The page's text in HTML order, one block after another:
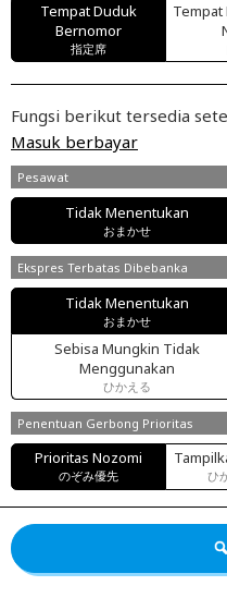
Tempat Duduk
Bernomor
指定席
Tempat
Fungsi berikut tersedia
Masuk berbayar
Pesawat
Tidak Menentukan
おまかせ
Ekspres Terbatas Dibebanka
Tidak Menentukan
おまかせ
Sebisa Mungkin Tidak
Menggunakan
ひかえる
Penentuan Gerbong Prioritas
Prioritas Nozomi
のぞみ優先 ひ